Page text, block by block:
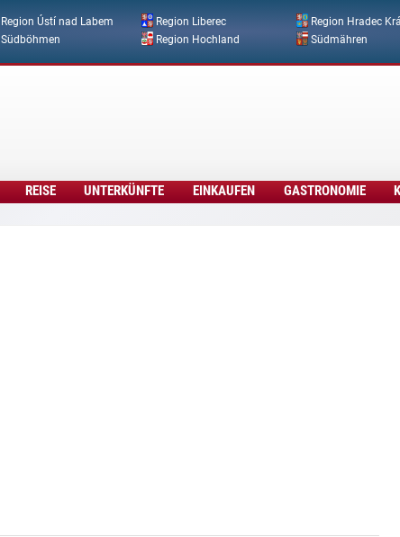
Direkt zum Inhalt
Region Ústí nad Labem Region Liberec Region Hradec
Südböhmen Region Hochland Südmähren
REISE UNTERKÜNFTE EINKAUFEN GASTRONOMIE